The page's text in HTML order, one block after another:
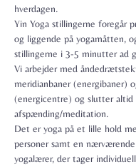
hverdagen.
Yin Yoga stillingerne foregår
og liggende på yogamåtten,
stillingerne i 3-5 minutter ad
Vi arbejder med
meridianbaner (energibaner)
(energicentre) og slutter altid
afspænding/meditation.
Det er yoga på et lille hold
personer samt en
yogalærer, der tager